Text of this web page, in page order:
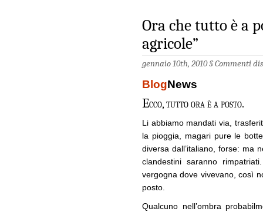
Ora che tutto è a
agricole”
gennaio 10th, 2010 §Commenti
BlogNews
Ecco, tutto ora è a posto.
Li abbiamo mandati via,
la pioggia, magari pure le
diversa dall’italiano, forse: ma
clandestini saranno
vergogna dove vivevano, così
posto.
Qualcuno nell’ombra